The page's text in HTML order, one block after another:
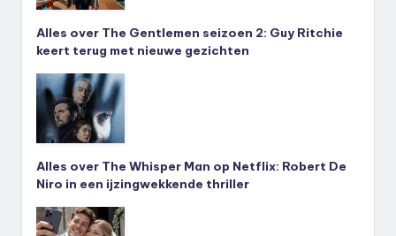
Alles over The Gentlemen seizoen 2: Guy Ritchie
keert terug met nieuwe gezichten
Alles over The Whisper Man op Netflix: Robert De
Niro in een ijzingwekkende thriller